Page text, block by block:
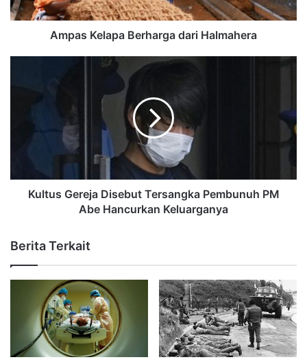
Ampas Kelapa Berharga dari Halmahera
Kultus Gereja Disebut Tersangka Pembunuh PM
Abe Hancurkan Keluarganya
Berita Terkait